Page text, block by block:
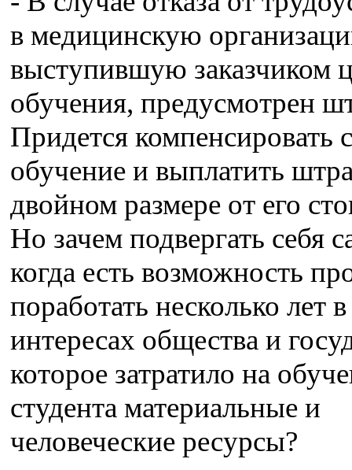
в медицинскую
выступившую заказчиком
обучения, предусмотрен
Придется компенсировать
обучение и выплатить
двойном размере от его
Но зачем подвергать себя
когда есть возможность
поработать несколько лет в
интересах общества и
которое затратило на
студента материальные и
человеческие ресурсы?